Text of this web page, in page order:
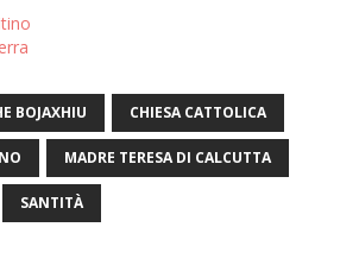
BOJAXHIU CHIESA CATTOLICA
MADRE TERESA DI CALCUTTA
SANTITÀ